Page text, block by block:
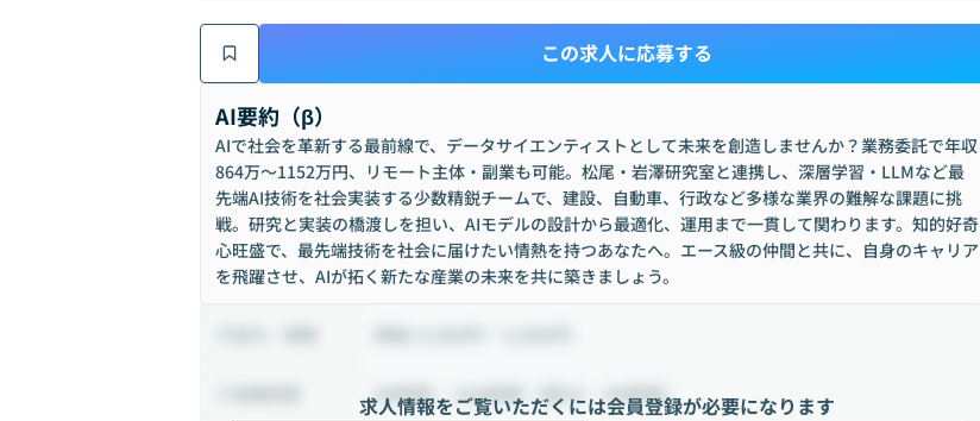
この求人に応募する
AI要約（β）
AIで社会を革新する最前線で、データサイエンティストとして未来を創造しませんか？業務委託で年収
864万〜1152万円、リモート主体・副業も可能。松尾・岩澤研究室と連携し、深層学習・LLMなど最
先端AI技術を社会実装する少数精鋭チームで、建設、自動車、行政など多様な業界の難解な課題に挑
戦。研究と実装の橋渡しを担い、AIモデルの設計から最適化、運用まで一貫して関わります。知的好奇
心旺盛で、最先端技術を社会に届けたい情熱を持つあなたへ。エース級の仲間と共に、自身のキャリア
を飛躍させ、AIが拓く新たな産業の未来を共に築きましょう。
求人情報をご覧いただくには会員登録が必要になります
80時間 ~ 160時間（週20 ~ 40時間）